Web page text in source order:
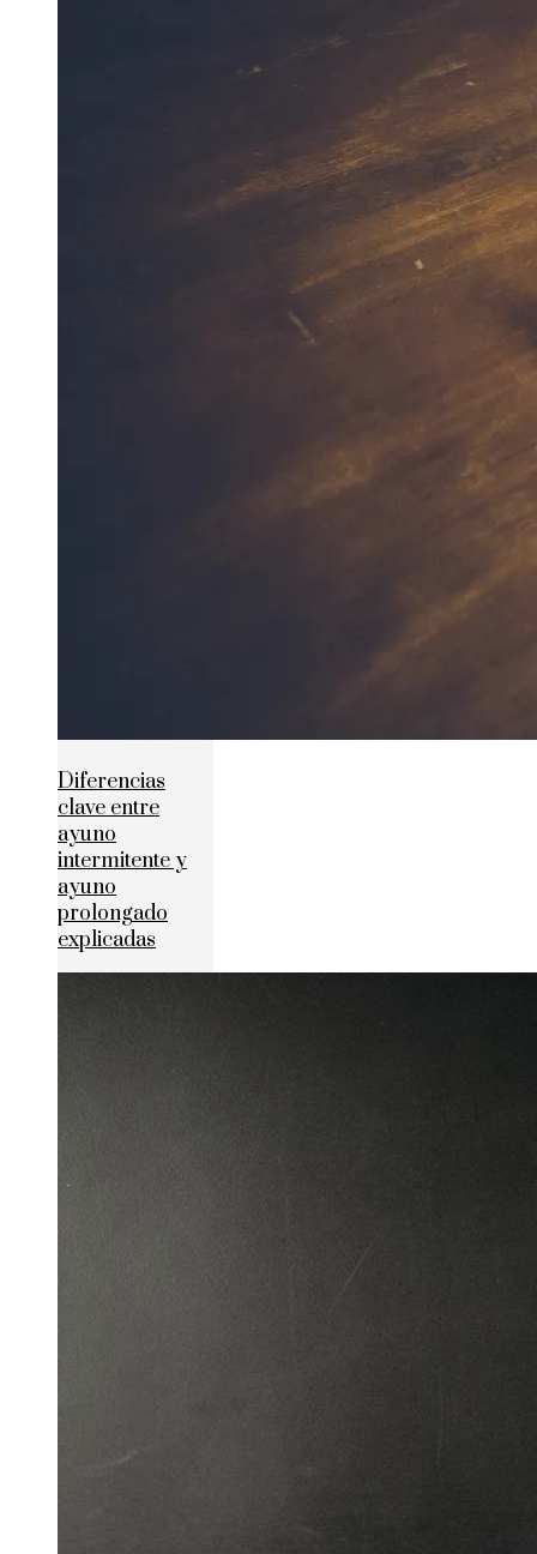
Diferencias
clave entre
ayuno
intermitente y
ayuno
prolongado
explicadas